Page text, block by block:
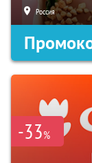
Россия
-33%